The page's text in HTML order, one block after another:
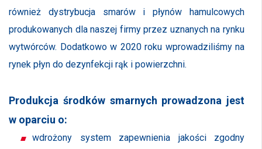
również dystrybucja smarów i płynów hamulcowych
produkowanych dla naszej firmy przez uznanych na rynku
wytwórców. Dodatkowo w 2020 roku wprowadziliśmy na
rynek płyn do dezynfekcji rąk i powierzchni.
Produkcja środków smarnych prowadzona jest
w oparciu o:
wdrożony system zapewnienia jakości zgodny